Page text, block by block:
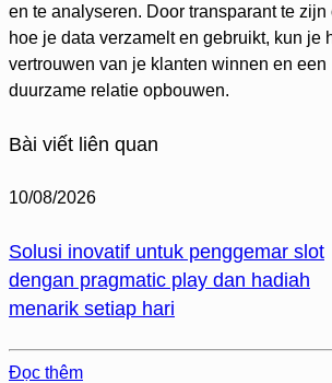
en te analyseren. Door transparant te zijn
hoe je data verzamelt en gebruikt, kun je
vertrouwen van je klanten winnen en een
duurzame relatie opbouwen.
Bài viết liên quan
10/08/2026
Solusi inovatif untuk penggemar slot
dengan pragmatic play dan hadiah
menarik setiap hari
Đọc thêm